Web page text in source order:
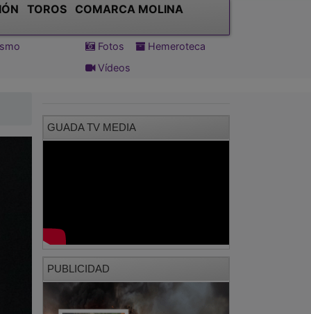
TOROS COMARCA MOLINA
Fotos
Hemeroteca
Vídeos
GUADA TV MEDIA
PUBLICIDAD